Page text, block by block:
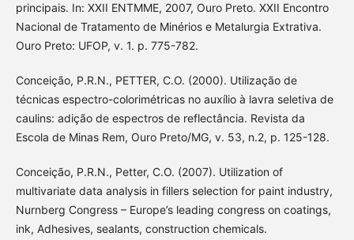
principais. In: XXII ENTMME, 2007, Ouro Preto. XXII Encontro
Nacional de Tratamento de Minérios e Metalurgia Extrativa.
Ouro Preto: UFOP, v. 1. p. 775-782.
Conceição, P.R.N., PETTER, C.O. (2000). Utilização de
técnicas espectro-colorimétricas no auxílio à lavra seletiva de
caulins: adição de espectros de reflectância. Revista da
Escola de Minas Rem, Ouro Preto/MG, v. 53, n.2, p. 125-128.
Conceição, P.R.N., Petter, C.O. (2007). Utilization of
multivariate data analysis in fillers selection for paint industry,
Nurnberg Congress – Europe’s leading congress on coatings,
ink, Adhesives, sealants, construction chemicals.